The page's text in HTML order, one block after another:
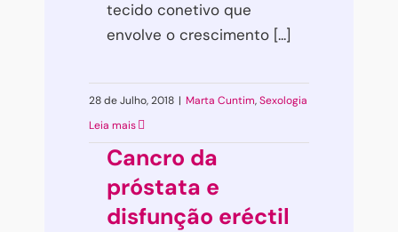
tecido conetivo que
envolve o crescimento [...]
28 de Julho, 2018 | Marta Cuntim,Sexologia
Leia mais
Cancro da
próstata e
disfunção eréctil